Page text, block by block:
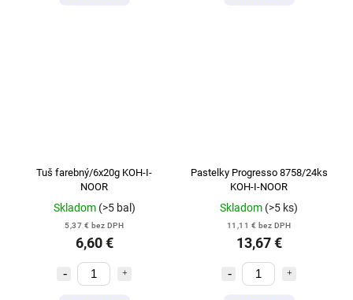
Tuš farebný/6x20g KOH-I-
NOOR
Skladom (>5 bal)
5,37 € bez DPH
6,60 €
Pastelky Progresso 8758/24ks
KOH-I-NOOR
Skladom (>5 ks)
11,11 € bez DPH
13,67 €